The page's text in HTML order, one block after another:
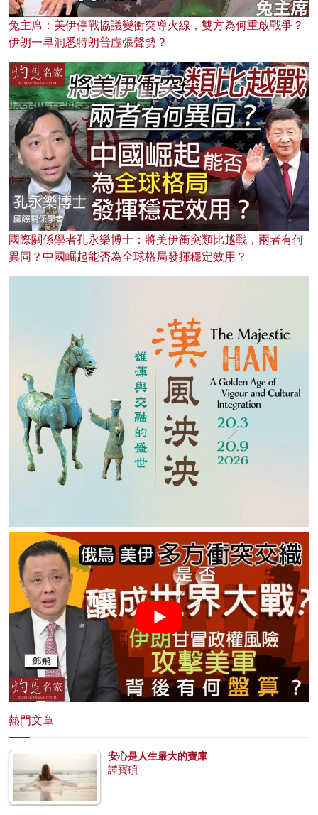
兔主席：美伊停戰協議變衝突導火線，雙方為何重啟戰爭？
伊朗一早洞悉特朗普虛張聲勢？
國際關係學者孔永樂博士：將美伊衝突類比越戰，兩者有何
異同？中國崛起能否為全球格局發揮穩定效用？
熱門文章
安心是人生最大的寶庫
譚寶碩